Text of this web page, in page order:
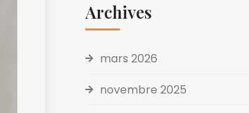
Archives
mars 2026
novembre 2025